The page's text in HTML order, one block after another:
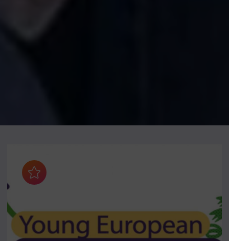
Aggiungi ai preferiti